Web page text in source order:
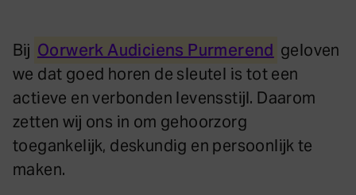
Bij Oorwerk Audiciens Purmerend geloven
we dat goed horen de sleutel is tot een
actieve en verbonden levensstijl. Daarom
zetten wij ons in om gehoorzorg
toegankelijk, deskundig en persoonlijk te
maken.